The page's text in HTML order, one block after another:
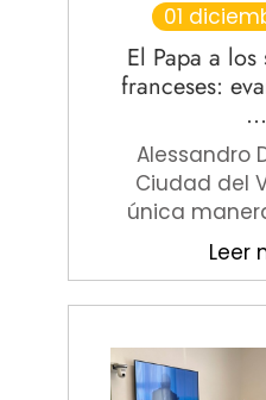
01
El Papa a los
franceses:
...
Alessandro
Ciudad del
única
Leer